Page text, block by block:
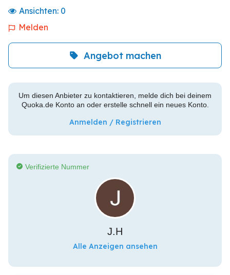
Ansichten: 0
Melden
Angebot machen
Um diesen Anbieter zu kontaktieren, melde dich bei deinem
Quoka.de Konto an oder erstelle schnell ein neues Konto.
Anmelden / Registrieren
Verifizierte Nummer
J.H
Alle Anzeigen ansehen